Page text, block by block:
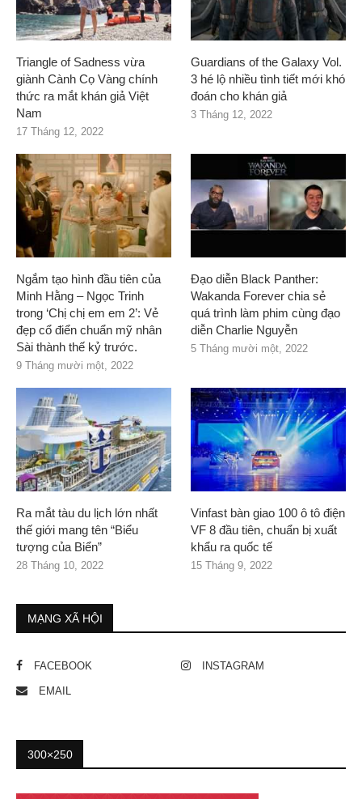
Triangle of Sadness vừa
giành Cành Cọ Vàng chính
thức ra mắt khán giả Việt
Nam
17 Tháng 12, 2022
Guardians of the Galaxy Vol.
3 hé lộ nhiều tình tiết mới khó
đoán cho khán giả
3 Tháng 12, 2022
Ngắm tạo hình đầu tiên của
Minh Hằng – Ngọc Trinh
trong ‘Chị chị em em 2’: Vẻ
đẹp cổ điển chuẩn mỹ nhân
Sài thành thế kỷ trước.
9 Tháng mười một, 2022
Đạo diễn Black Panther:
Wakanda Forever chia sẻ
quá trình làm phim cùng đạo
diễn Charlie Nguyễn
5 Tháng mười một, 2022
Ra mắt tàu du lịch lớn nhất
thế giới mang tên “Biểu
tượng của Biển”
28 Tháng 10, 2022
Vinfast bàn giao 100 ô tô điện
VF 8 đầu tiên, chuẩn bị xuất
khẩu ra quốc tế
15 Tháng 9, 2022
MẠNG XÃ HỘI
FACEBOOK INSTAGRAM
EMAIL
300×250